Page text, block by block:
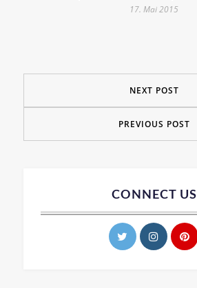
17. Mai 2015
NEXT POST
PREVIOUS POST
CONNECT US